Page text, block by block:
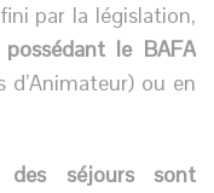
par la législation,
le BAFA
d’Animateur) ou en
des séjours sont